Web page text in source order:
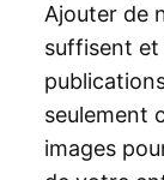
Ajouter de
suffisent et
seulement
images